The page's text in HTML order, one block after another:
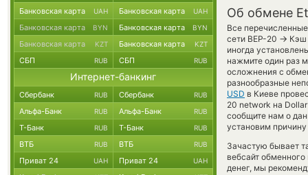
Об обмене
Все
сети BEP-20 → Кэш
иногда
нажмите один раз
осложнения с
разнообразные
USD в Киеве
20 network на
сообщите нам о
установим
Зачастую бывает
вебсайт
денег, мы
Банковская карта UAH Банковская карта UAH
Банковская карта BYN Банковская карта BYN
Банковская карта KZT Банковская карта KZT
СБП RUB СБП RUB
Интернет-банкинг
Сбербанк RUB Сбербанк RUB
Альфа-Банк RUB Альфа-Банк RUB
Т-Банк RUB Т-Банк RUB
ВТБ RUB ВТБ RUB
Приват 24 UAH Приват 24 UAH